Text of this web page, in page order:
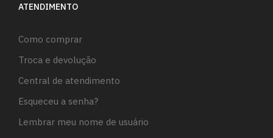
ATENDIMENTO
Como comprar
Troca e devolução
Central de atendimento
Esqueceu a senha?
Lembrar meu nome de usuário